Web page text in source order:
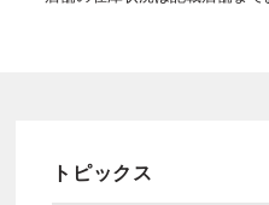
トピックス